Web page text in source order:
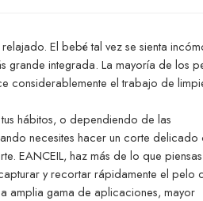
El bebé tal vez se sienta
grande integrada. La mayoría de los
considerablemente el trabajo de
hábitos, o dependiendo de las
necesites hacer un corte delicado
EANCEIL, haz más de lo que piensas
y recortar rápidamente el pelo
amplia gama de aplicaciones, mayor